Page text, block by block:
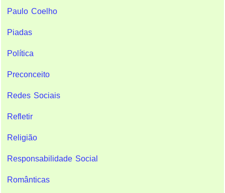
Paulo Coelho
Piadas
Política
Preconceito
Redes Sociais
Refletir
Religião
Responsabilidade Social
Românticas